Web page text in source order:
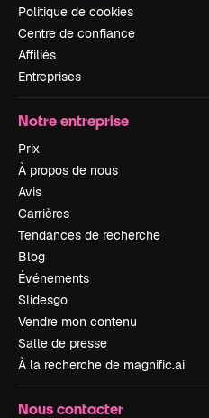
Politique de cookies
Centre de confiance
Affiliés
Entreprises
Notre entreprise
Prix
À propos de nous
Avis
Carrières
Tendances de recherche
Blog
Événements
Slidesgo
Vendre mon contenu
Salle de presse
À la recherche de magnific.ai
Nous contacter